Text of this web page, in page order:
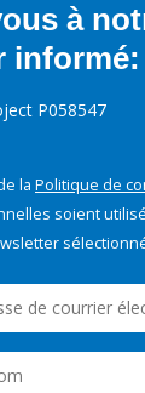
à
informé:
P058547
la Politique de
soient